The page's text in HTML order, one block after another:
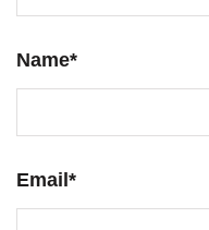
Name*
Email*